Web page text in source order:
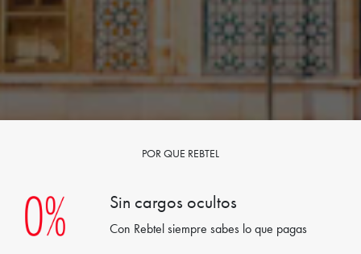
POR QUE REBTEL
Sin cargos ocultos
Con Rebtel siempre sabes lo que pagas